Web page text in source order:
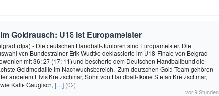
Goldrausch: U18 ist Europameister
(dpa) - Die deutschen Handball-Junioren sind Europameister. Die
von Bundestrainer Erik Wudtke deklassierte im U18-Finale von Belgrad
mit 36: 27 (17: 11) und bescherte dem Deutschen Handballbund die
Goldmedaille im Nachwuchsbereich. Zum deutschen Gold-Team gehören
anderem Elvis Kretzschmar, Sohn von Handball-Ikone Stefan Kretzschmar,
Kalle Gaugisch, […] (02)
vor 9 Stunden